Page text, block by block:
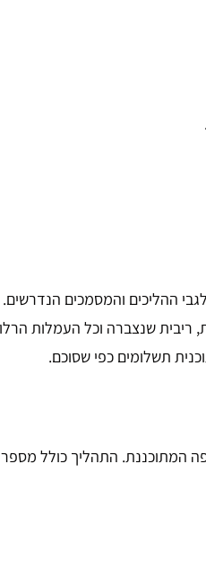
ההליכים והמסמכים הנדרשים.
שנצברה וכל העמלות
תשלומים כפי שסוכם.
המתוכננת. התהליך כולל מספר